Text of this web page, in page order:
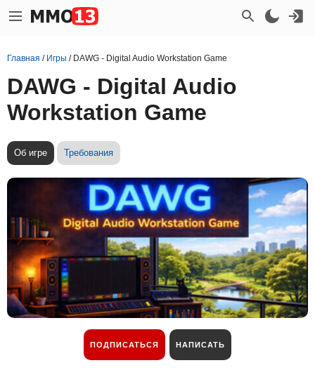
Главная / Игры / DAWG - Digital Audio Workstation Game
DAWG - Digital Audio
Workstation Game
Об игре Требования
ПОДПИСАТЬСЯ НАПИСАТЬ